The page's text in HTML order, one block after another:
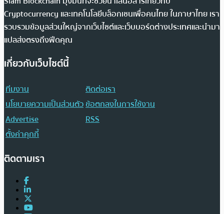
Cryptocurrency และเทคโนโลยีบล็อกเชนเพื่อคนไทย ในภาษาไทย เรา
รวบรวมข้อมูลส่วนใหญ่จากเว็บไซต์และเว็บบอร์ดต่างประเทศและนำมา
แปลส่งตรงถึงฟีดคุณ
เกี่ยวกับเว็บไซต์นี้
ทีมงาน
ติดต่อเรา
นโยบายความเป็นส่วนตัวข้อตกลงในการใช้งาน
Advertise
RSS
ตั้งค่าคุกกี้
ติดตามเรา